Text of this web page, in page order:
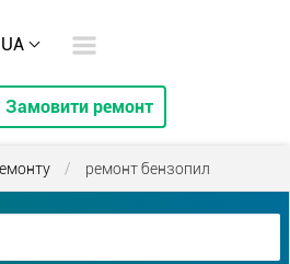
UA
Замовити ремонт
/ ремонт бензопил